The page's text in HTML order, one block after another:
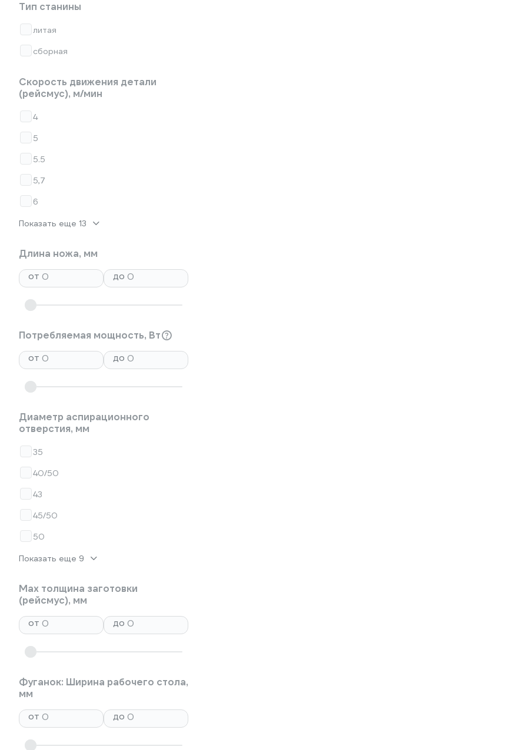
Тип станины
литая
сборная
Скорость движения детали
(рейсмус), м/мин
4
5
5.5
5,7
6
Показать еще 13
Длина ножа, мм
от
до
Потребляемая мощность, Вт
от
до
Диаметр аспирационного
отверстия, мм
35
40/50
43
45/50
50
Показать еще 9
Max толщина заготовки
(рейсмус), мм
от
до
Фуганок: Ширина рабочего стола,
мм
от
до